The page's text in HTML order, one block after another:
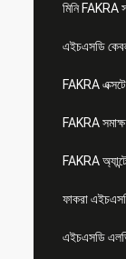
মিনি FAKRA
এইচএসডি
FAKRA
FAKRA
FAKRA
ফাকরা
এইচএসডি